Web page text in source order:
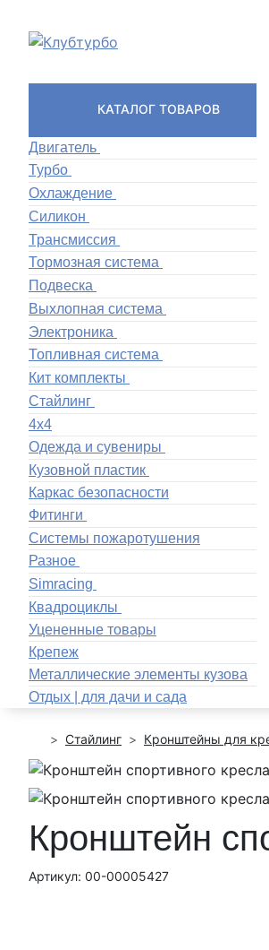
КАТАЛОГ ТОВАРОВ
Двигатель
Турбо
Охлаждение
Силикон
Трансмиссия
Тормозная система
Подвеска
Выхлопная система
Электроника
Топливная система
Кит комплекты
Стайлинг
4x4
Одежда и сувениры
Кузовной пластик
Каркас безопасности
Фитинги
Системы пожаротушения
Разное
Simracing
Квадроциклы
Уцененные товары
Крепеж
Металлические элементы кузова
Отдых | для дачи и сада
Стайлинг Кронштейны для
Кронштейн
Артикул: 00-00005427